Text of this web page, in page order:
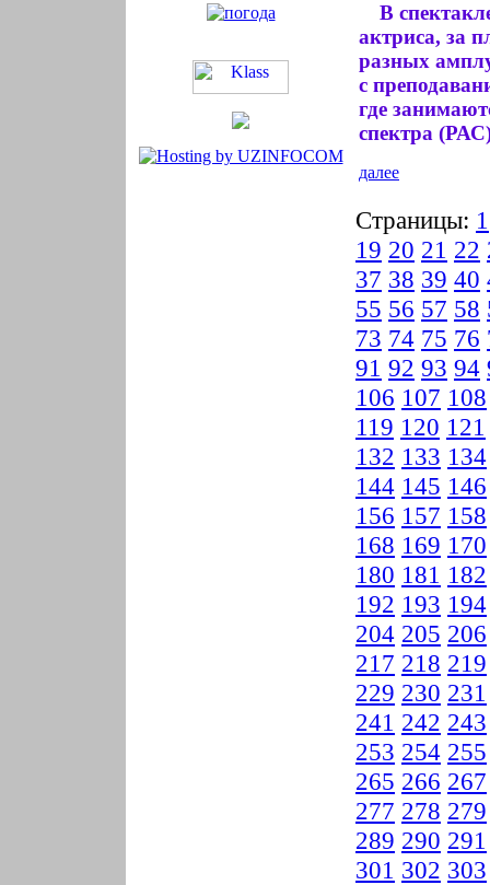
В
актриса, за
разных
с
где
спектра
далее
Страницы: 1
19 20 21 22
37 38 39 40
55 56 57 58
73 74 75 76
91 92 93 94
106 107 108
119 120 121
132 133 134
144 145 146
156 157 158
168 169 170
180 181 182
192 193 194
204 205 206
217 218 219
229 230 231
241 242 243
253 254 255
265 266 267
277 278 279
289 290 291
301 302 303